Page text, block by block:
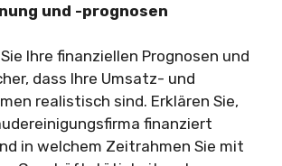
und -prognosen
Ihre finanziellen Prognosen und
dass Ihre Umsatz- und
realistisch sind. Erklären Sie,
finanziert
in welchem Zeitrahmen Sie mit